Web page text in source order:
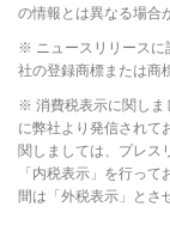
の情報とは異なる場合
※ ニュースリリースに
社の登録商標または商
※ 消費税表示に関しま
に弊社より発信されて
関しましては、プレス
「内税表示」を行っ
間は「外税表示」とさ